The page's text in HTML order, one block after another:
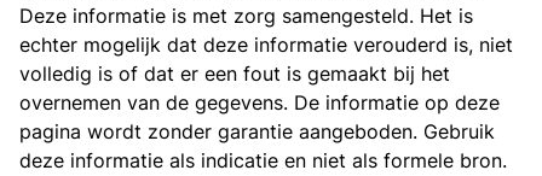
Deze informatie is met zorg samengesteld. Het is
echter mogelijk dat deze informatie verouderd is, niet
volledig is of dat er een fout is gemaakt bij het
overnemen van de gegevens. De informatie op deze
pagina wordt zonder garantie aangeboden. Gebruik
deze informatie als indicatie en niet als formele bron.